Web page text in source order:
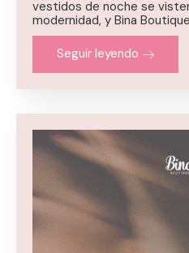
vestidos de noche se
modernidad, y Bina
Seguir leyendo